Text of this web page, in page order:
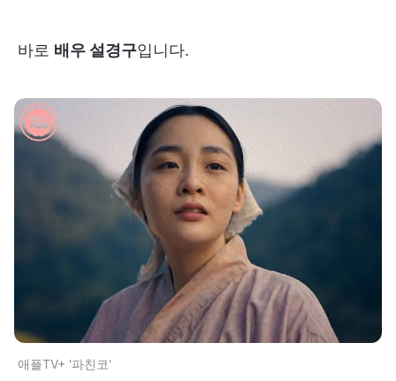
바로 배우 설경구입니다.
애플TV+ '파친코'